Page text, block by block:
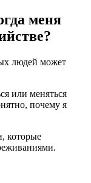
меня
людей может
или меняться
почему я
которые